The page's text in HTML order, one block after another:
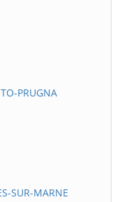
PRUGNA
SUR-MARNE